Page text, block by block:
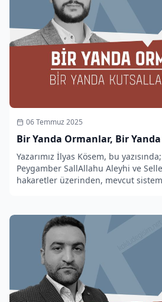
06 Temmuz 2025
Bir Yanda Ormanlar, Bir
Yazarımız İlyas Kösem, bu
Peygamber SallAllahu Aleyhi ve
hakaretler üzerinden, mevcut